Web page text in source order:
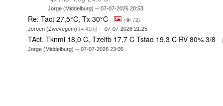
Jorge (Middelburg) -- 07-07-2026 20:53
Re: Tact 27,5°C, Tx 30°C ( 72)
Jeroen (Zwevegem)( 41m) -- 07-07-2026 21:25
TAct. Tknmi 18,0 C, Tzelfb 17,7 C Tstad 19,3 C RV 80% 3/8
Jorge (Middelburg) -- 07-07-2026 23:05